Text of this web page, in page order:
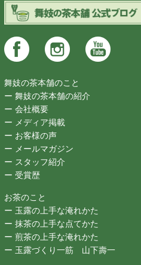
舞妓の茶本舗のこと
ー 舞妓の茶本舗の紹介
ー 会社概要
ー メディア掲載
ー お客様の声
ー メールマガジン
ー スタッフ紹介
ー 受賞歴
お茶のこと
ー 玉露の上手な淹れかた
ー 抹茶の上手な点てかた
ー 煎茶の上手な淹れかた
ー 玉露づくり一筋 山下壽一